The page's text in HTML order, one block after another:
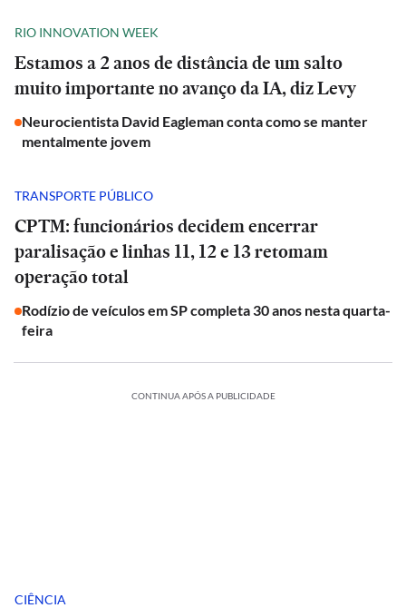
RIO INNOVATION WEEK
Estamos a 2 anos de distância de um salto
muito importante no avanço da IA, diz Levy
Neurocientista David Eagleman conta como se manter
mentalmente jovem
TRANSPORTE PÚBLICO
CPTM: funcionários decidem encerrar
paralisação e linhas 11, 12 e 13 retomam
operação total
Rodízio de veículos em SP completa 30 anos nesta quarta-
feira
CONTINUA APÓS A PUBLICIDADE
CIÊNCIA